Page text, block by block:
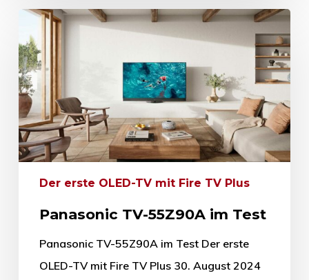
Der erste OLED-TV mit Fire TV Plus
Panasonic TV-55Z90A im Test
Panasonic TV-55Z90A im Test Der erste
OLED-TV mit Fire TV Plus 30. August 2024